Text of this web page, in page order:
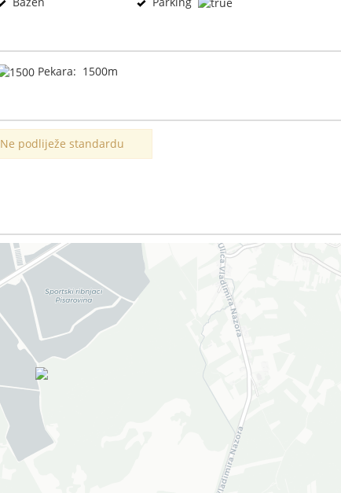
Pekara: 1500m
Ne podliježe standardu